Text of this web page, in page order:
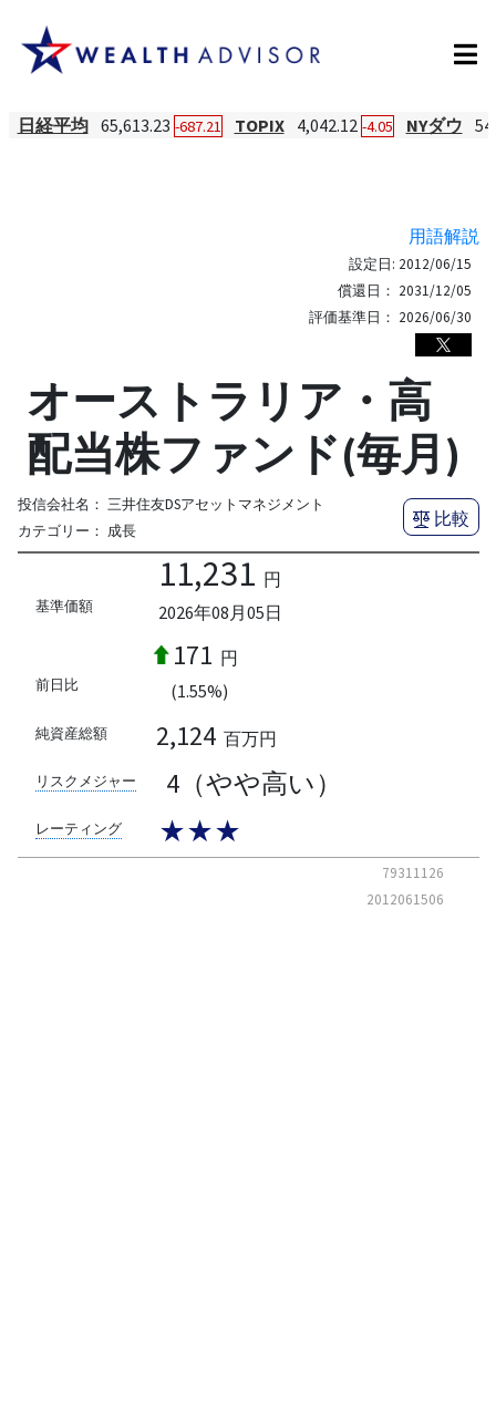
日経平均 65,613.23 -687.21 TOPIX 4,042.12 -4.05 NYダウ
用語解説
設定日: 2012/06/15
償還日： 2031/12/05
評価基準日： 2026/06/30
オーストラリア・高
配当株ファンド(毎月)
投信会社名： 三井住友DSアセットマネジメント
カテゴリー： 成長
比較
基準価額
11,231 円
2026年08月05日
前日比
171 円
(1.55%)
純資産総額 2,124 百万円
リスクメジャー 4（やや高い）
レーティング ★★★
79311126
2012061506